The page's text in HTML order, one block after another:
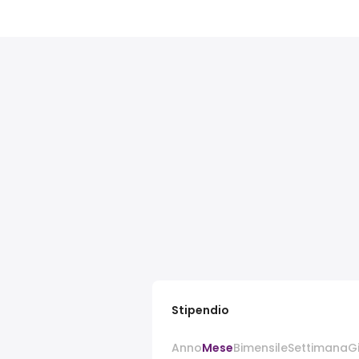
Stipendio
AnnoMeseBimensileSettimana